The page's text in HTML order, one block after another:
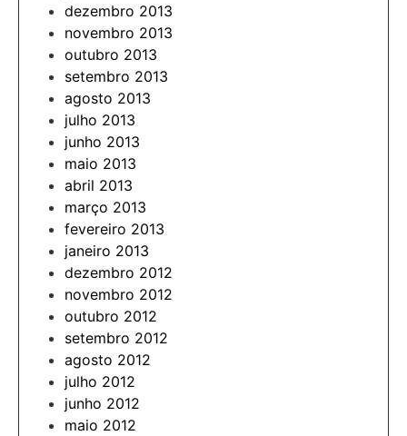
dezembro 2013
novembro 2013
outubro 2013
setembro 2013
agosto 2013
julho 2013
junho 2013
maio 2013
abril 2013
março 2013
fevereiro 2013
janeiro 2013
dezembro 2012
novembro 2012
outubro 2012
setembro 2012
agosto 2012
julho 2012
junho 2012
maio 2012